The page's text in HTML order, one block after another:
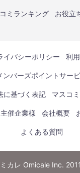
ミランキング お役立
イバシーポリシー 利
ンバーズポイントサー
に基づく表記 マスコ
催企業様 会社概要
よくある質問
カレ Omicale Inc.